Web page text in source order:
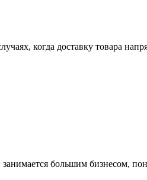
когда доставку товара
большим бизнесом,